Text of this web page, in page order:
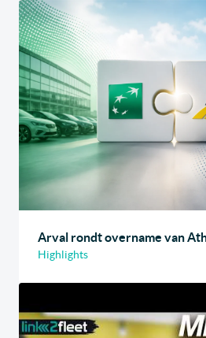
Arval rondt overname van
Highlights